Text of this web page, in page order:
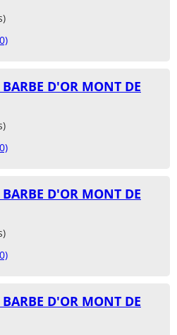
BARBE D'OR MONT DE
BARBE D'OR MONT DE
BARBE D'OR MONT DE